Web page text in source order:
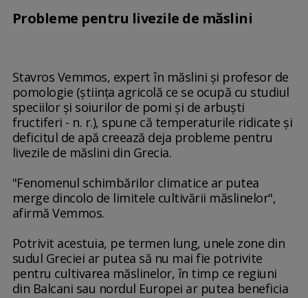
Probleme pentru livezile de măslini
Stavros Vemmos, expert în măslini şi profesor de
pomologie (ştiinţa agricolă ce se ocupă cu studiul
speciilor şi soiurilor de pomi şi de arbuşti
fructiferi - n. r.), spune că temperaturile ridicate şi
deficitul de apă creează deja probleme pentru
livezile de măslini din Grecia.
"Fenomenul schimbărilor climatice ar putea
merge dincolo de limitele cultivării măslinelor",
afirmă Vemmos.
Potrivit acestuia, pe termen lung, unele zone din
sudul Greciei ar putea să nu mai fie potrivite
pentru cultivarea măslinelor, în timp ce regiuni
din Balcani sau nordul Europei ar putea beneficia